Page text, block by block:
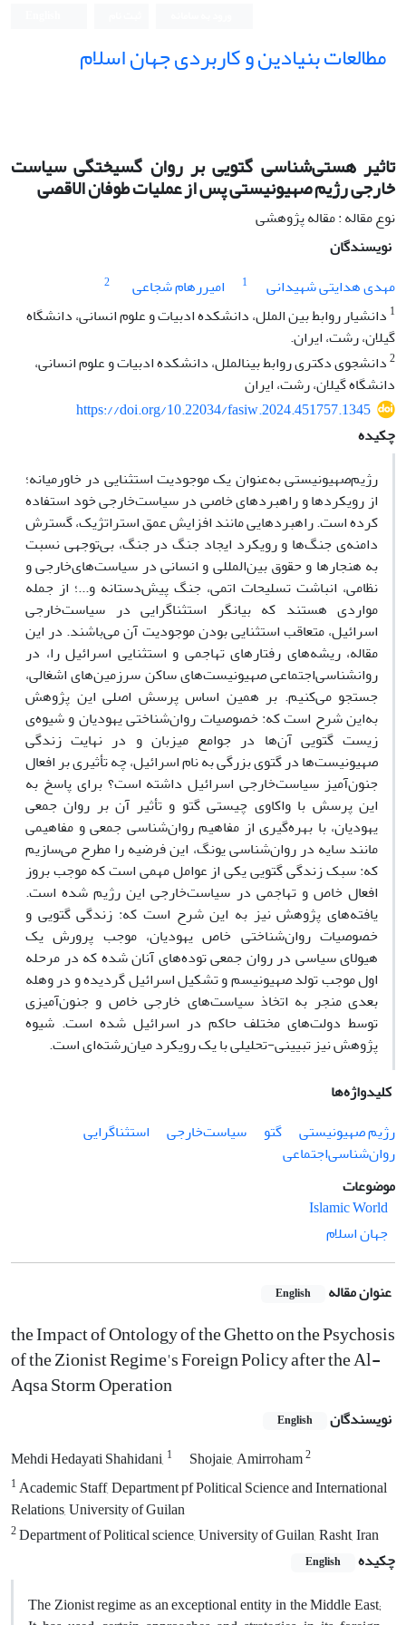
مطالعات بنیادین و کاربردی جهان اسلام
تاثیر هستی‌شناسی گتویی بر روان‌ گسیختگی سیاست
خارجی رژیم صهیونیستی پس از عملیات طوفان الاقصی
نوع مقاله : مقاله پژوهشی
نویسندگان
مهدی هدایتی شهیدانی
1 امیررهام شجاعی
2
1 دانشیار روابط بین الملل، دانشکده ادبیات و علوم انسانی، دانشگاه
گیلان، رشت، ایران.
2دانشجوی دکتری روابط بینالملل، دانشکده ادبیات و علوم انسانی،
دانشگاه گیلان، رشت، ایران
https://doi.org/10.22034/fasiw.2024.451757.1345
چکیده
رژیم‌صهیونیستی به‌عنوان یک موجودیت استثنایی در خاورمیانه؛
از رویکردها و راهبردهای خاصی در سیاست‌خارجی خود استفاده
کرده است. راهبردهایی مانند افزایش عمق استراتژیک، گسترش
دامنه‌ی جنگ‌ها و رویکرد ایجاد جنگ در جنگ، بی‌توجهی نسبت
به هنجارها و حقوق بین‌المللی و انسانی در سیاست‌های‌خارجی و
نظامی، انباشت تسلیحات اتمی، جنگ پیش‌دستانه و...؛ از جمله
مواردی هستند که بیانگر استثناگرایی در سیاست‌خارجی
اسرائیل، متعاقب استثنایی بودن موجودیت آن می‌باشند. در این
مقاله، ریشه‌های رفتارهای تهاجمی و استثنایی اسرائیل را، در
روانشناسی‌اجتماعی صهیونیست‌های ساکن سرزمین‌های اشغالی،
جستجو می‌کنیم. بر همین اساس پرسش اصلی این پژوهش
به‌این شرح است که: خصوصیات روان‌شناختی یهودیان و شیوه‌ی
زیست گتویی آن‌ها در جوامع میزبان و در نهایت زندگی
صهیونیست‌ها در گتوی بزرگی به نام اسرائیل، چه تأثیری بر افعال
جنون‌آمیز سیاست‌خارجی اسرائیل داشته است؟ برای پاسخ به
این پرسش با واکاوی چیستی گتو و تأثیر آن بر روان جمعی
یهودیان، با بهره‌گیری از مفاهیم روان‌شناسی جمعی و مفاهیمی
مانند سایه در روان‌شناسی یونگ، این فرضیه را مطرح می‌سازیم
که: سبک زندگی گتویی یکی از عوامل مهمی است که موجب بروز
افعال خاص و تهاجمی در سیاست‌خارجی این رژیم شده است.
یافته‌های پژوهش نیز به این شرح است که: زندگی گتویی و
خصوصیات روان‌شناختی خاص یهودیان، موجب پرورش یک
هیولای سیاسی در روان جمعی توده‌های آنان شده که در مرحله
اول موجب تولد صهیونیسم و تشکیل اسرائیل گردیده و در وهله
بعدی منجر به اتخاذ سیاست‌های خارجی خاص و جنون‌آمیزی
توسط دولت‌های مختلف حاکم در اسرائیل شده است. شیوه
پژوهش نیز تبیینی‌-تحلیلی با یک رویکرد میان‌رشته‌ای است.
کلیدواژه‌ها
رژیم صهیونیستی
گتو سیاست‌خارجی
استثناگرایی
روان‌شناسی‌اجتماعی
موضوعات
Islamic World
جهان اسلام
عنوان مقاله English
the Impact of Ontology of the Ghetto on the Psychosis
of the Zionist Regime's Foreign Policy after the Al-
Aqsa Storm Operation
نویسندگان English
Mehdi Hedayati Shahidani, 1 Shojaie, Amirroham2
1Academic Staff, Department pf Political Science and International
Relations, University of Guilan
2Department of Political science, University of Guilan, Rasht, Iran
چکیده
English
The Zionist regime as an exceptional entity in the Middle East;